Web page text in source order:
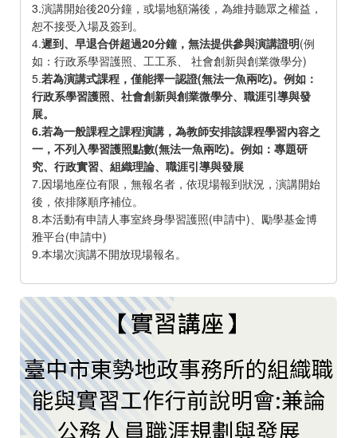
3.演講開始後20分鐘，或場地額滿後，為維持聽眾之權益，
恕不接受入場及簽到。
4.遲到、早退合併超過20分鐘，無法提供參與演講證明(例
如：行政系學習護照、工工系、 社會創新與創業微學分)
5.若為演講式課程，僅能擇一認證(無法一魚兩吃)。例如：
行政系學習護照、社會創新與創業微學分、職涯引導與發
展。
6.若為一般課程之課程演講，為教師安排該課程學習內容之
一，不列入學習護照點數(無法一魚兩吃)。例如：專題研
究、行政實習、組織理論、職涯引導與發展
7.因場地座位有限，無報名者，依現場報到狀況，演講開始
後，依排隊順序補位。
8.本活動有申請人事室終身學習護照(申請中)、勵學基金博
雅平台(申請中)
9.本場次演講不開放現場報名。